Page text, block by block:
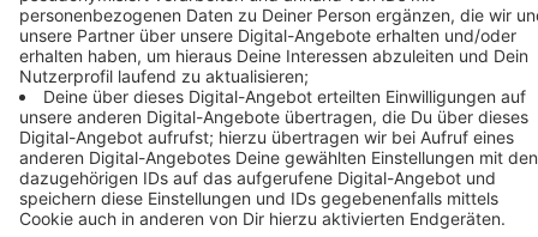
Feuerwerk- und Lasershow erleben.
Weitere Infos:
https://www.facebook.com/
Anzeige